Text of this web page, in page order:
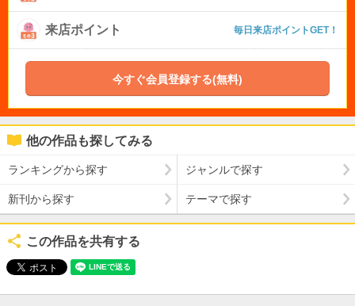
来店ポイント 毎日来店ポイントGET！
今すぐ会員登録する(無料)
他の作品も探してみる
ランキングから探す ジャンルで探す
新刊から探す テーマで探す
この作品を共有する